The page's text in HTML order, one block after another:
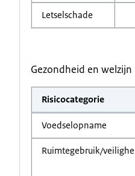
Letselschade
Gezondheid en welzijn
Risicocategorie
Voedselopname
Ruimtegebruik/